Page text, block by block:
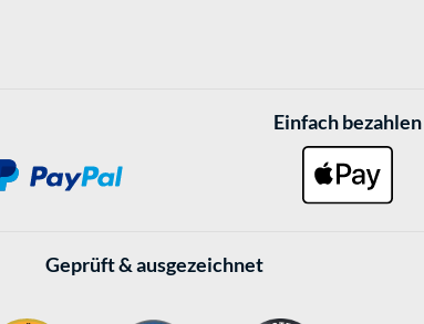
Einfach bezahlen
Geprüft & ausgezeichnet